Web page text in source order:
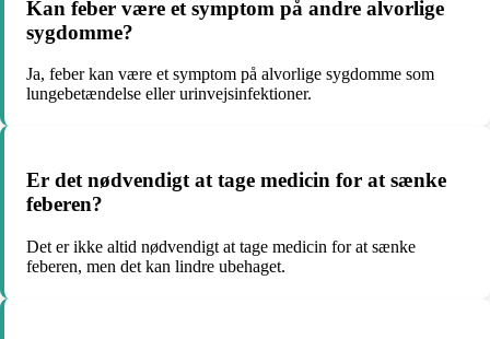
Kan feber være et symptom på andre alvorlige
sygdomme?
Ja, feber kan være et symptom på alvorlige sygdomme som
lungebetændelse eller urinvejsinfektioner.
Er det nødvendigt at tage medicin for at sænke
feberen?
Det er ikke altid nødvendigt at tage medicin for at sænke
feberen, men det kan lindre ubehaget.